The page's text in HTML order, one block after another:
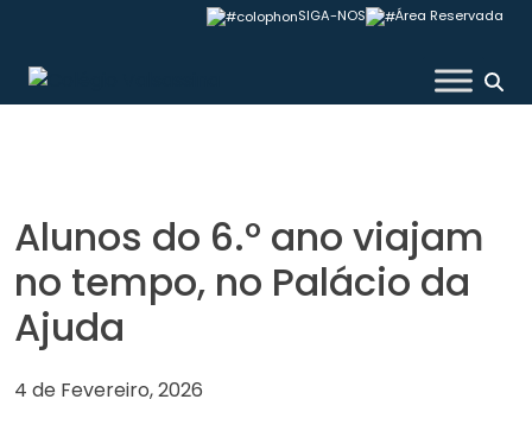
content
SIGA-NOS Área Reservada
Colégio Valsassina
Alunos do 6.º ano viajam
no tempo, no Palácio da
Ajuda
4 de Fevereiro, 2026